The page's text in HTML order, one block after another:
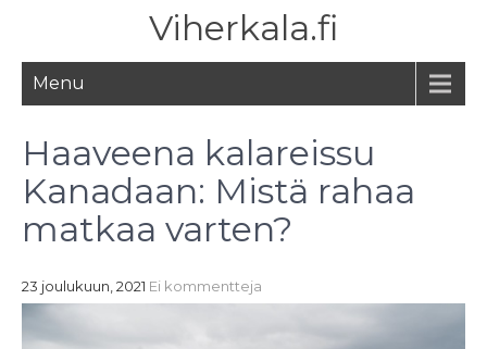
Viherkala.fi
Menu
Haaveena kalareissu
Kanadaan: Mistä rahaa
matkaa varten?
23 joulukuun, 2021 Ei kommentteja